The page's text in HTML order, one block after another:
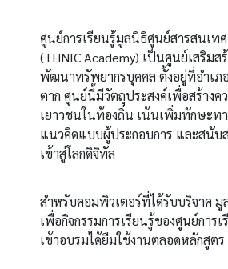
ศูนย์การเรียนรู้มูลนิธิศูนย์สารสนเทศ
(THNIC Academy) เป็นศูนย์เสริมส
พัฒนาทรัพยากรบุคคล ตั้งอยู่ที่อำเภอ
ตาก ศูนย์นี้มีวัตถุประสงค์เพื่อสร้างค
เยาวชนในท้องถิ่น เน้นเพิ่มทักษะท
แนวคิดแบบผู้ประกอบการ และสนั
เข้าสู่โลกดิจิทัล
สำหรับคอมพิวเตอร์ที่ได้รับบริจาค มู
เพื่อกิจกรรมการเรียนรู้ของศูนย์การเ
เข้าอบรมได้ยืมใช้งานตลอดหลักสูตร